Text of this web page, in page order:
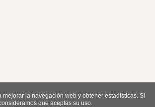
mejorar la navegación web y obtener estadísticas. Si
que aceptas su uso.